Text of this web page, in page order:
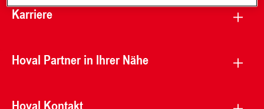
Karriere
Hoval Partner in Ihrer Nähe
Hoval Kontakt